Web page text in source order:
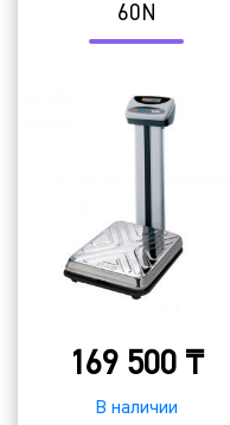
60N
169 500 ₸
В наличии